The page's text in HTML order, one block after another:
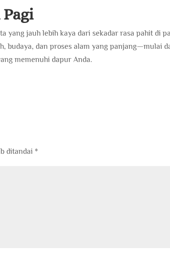
yang jauh lebih kaya dari sekadar rasa pahit di
budaya, dan proses alam yang panjang—mulai
memenuhi dapur Anda.
ditandai *